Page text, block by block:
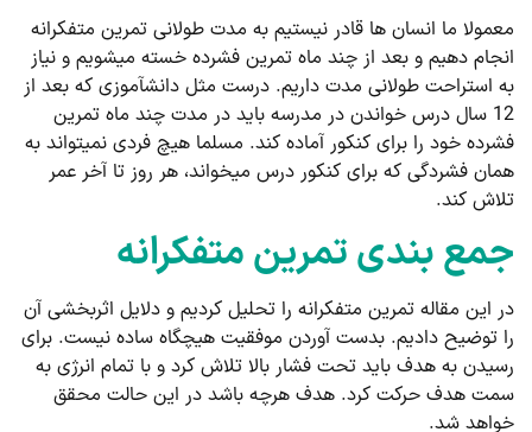
معمولا ما انسان ها قادر نیستیم به مدت طولانی تمرین متفکرانه
انجام دهیم و بعد از چند ماه تمرین فشرده خسته می­شویم و نیاز
به استراحت طولانی مدت داریم. درست مثل دانش­آموزی که بعد از
12 سال درس خواندن در مدرسه باید در مدت چند ماه تمرین
فشرده خود را برای کنکور آماده کند. مسلما هیچ فردی نمی­تواند به
همان فشردگی که برای کنکور درس می­خواند، هر روز تا آخر عمر
تلاش کند.
جمع بندی تمرین متفکرانه
در این مقاله تمرین متفکرانه را تحلیل کردیم و دلایل اثربخشی آن
را توضیح دادیم. بدست آوردن موفقیت هیچگاه ساده نیست. برای
رسیدن به هدف باید تحت فشار بالا تلاش کرد و با تمام انرژی به
سمت هدف حرکت کرد. هدف هرچه باشد در این حالت محقق
خواهد شد.